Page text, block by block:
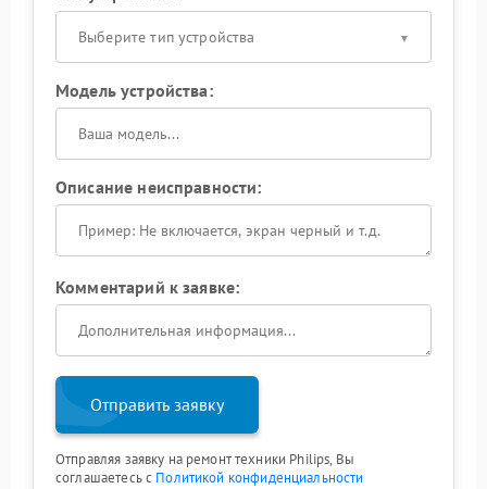
Выберите тип устройства
Модель устройства:
Описание неисправности:
Комментарий к заявке:
Отправить заявку
Отправляя заявку на ремонт техники Philips, Вы
соглашаетесь с Политикой конфиденциальности